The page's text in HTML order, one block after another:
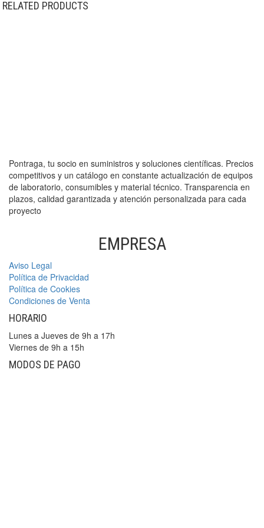
RELATED PRODUCTS
Pontraga, tu socio en suministros y soluciones científicas. Precios
competitivos y un catálogo en constante actualización de equipos
de laboratorio, consumibles y material técnico. Transparencia en
plazos, calidad garantizada y atención personalizada para cada
proyecto
EMPRESA
Aviso Legal
Política de Privacidad
Política de Cookies
Condiciones de Venta
HORARIO
Lunes a Jueves de 9h a 17h
Viernes de 9h a 15h
MODOS DE PAGO